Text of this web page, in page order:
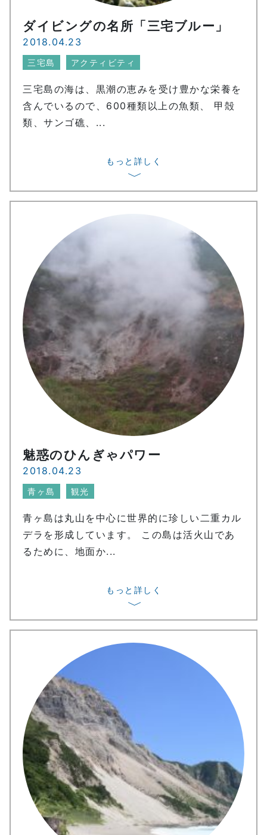
ダイビングの名所「三宅ブルー」
2018.04.23
三宅島 アクティビティ
三宅島の海は、黒潮の恵みを受け豊かな栄養を
含んでいるので、600種類以上の魚類、 甲殻
類、サンゴ礁、...
もっと詳しく
〉
魅惑のひんぎゃパワー
2018.04.23
青ヶ島 観光
青ヶ島は丸山を中心に世界的に珍しい二重カル
デラを形成しています。 この島は活火山であ
るために、地面か...
もっと詳しく
〉